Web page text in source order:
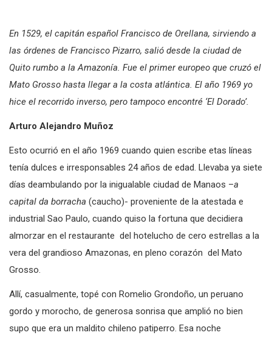
En 1529, el capitán español Francisco de Orellana, sirviendo a
las órdenes de Francisco Pizarro, salió desde la ciudad de
Quito rumbo a la Amazonía. Fue el primer europeo que cruzó el
Mato Grosso hasta llegar a la costa atlántica. El año 1969 yo
hice el recorrido inverso, pero tampoco encontré ‘El Dorado’.
Arturo Alejandro Muñoz
Esto ocurrió en el año 1969 cuando quien escribe etas líneas
tenía dulces e irresponsables 24 años de edad. Llevaba ya siete
días deambulando por la inigualable ciudad de Manaos –a
capital da borracha (caucho)- proveniente de la atestada e
industrial Sao Paulo, cuando quiso la fortuna que decidiera
almorzar en el restaurante del hotelucho de cero estrellas a la
vera del grandioso Amazonas, en pleno corazón del Mato
Grosso.
Allí, casualmente, topé con Romelio Grondoño, un peruano
gordo y morocho, de generosa sonrisa que amplió no bien
supo que era un maldito chileno patiperro. Esa noche